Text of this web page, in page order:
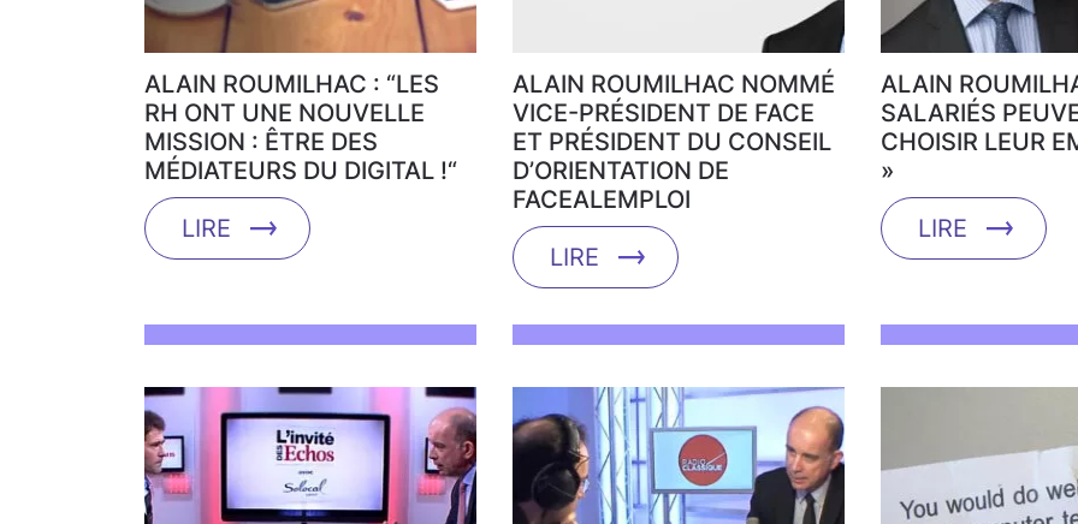
ALAIN ROUMILHAC : “LES
RH ONT UNE NOUVELLE
MISSION : ÊTRE DES
MÉDIATEURS DU DIGITAL !“
LIRE
ALAIN ROUMILHAC NOMMÉ
VICE-PRÉSIDENT DE FACE
ET PRÉSIDENT DU CONSEIL
D’ORIENTATION DE
FACEALEMPLOI
LIRE
ALAIN
SALARIÉS
CHOISIR LEUR
»
LIRE